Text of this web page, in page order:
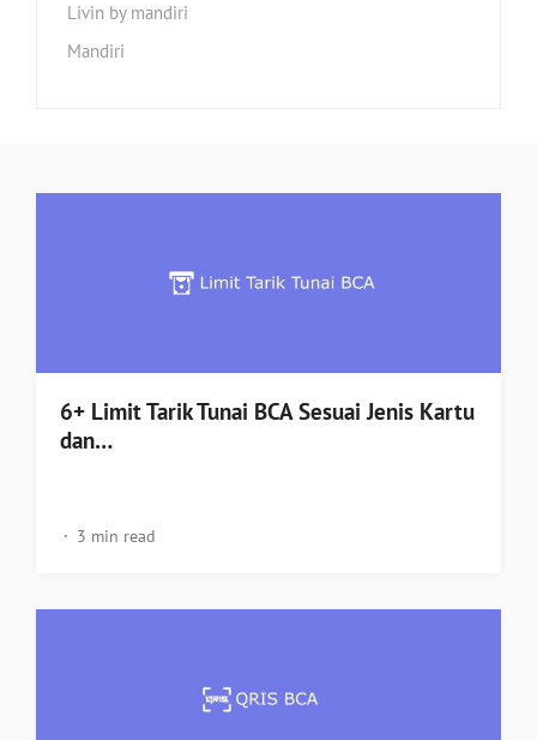
Livin by mandiri
Mandiri
6+ Limit Tarik Tunai BCA Sesuai Jenis Kartu
dan…
3 min read